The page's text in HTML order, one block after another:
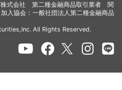
株式会社 第二種金融商品取引業者 関
入協会：一般社団法人第二種金融商品
All Rights Reserved.